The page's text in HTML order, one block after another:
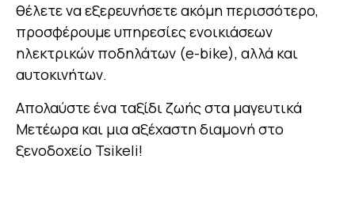
θέλετε να εξερευνήσετε ακόμη περισσότερο,
προσφέρουμε υπηρεσίες ενοικιάσεων
ηλεκτρικών ποδηλάτων (e-bike), αλλά και
αυτοκινήτων.
Απολαύστε ένα ταξίδι ζωής στα μαγευτικά
Μετέωρα και μια αξέχαστη διαμονή στο
ξενοδοχείο Tsikeli!